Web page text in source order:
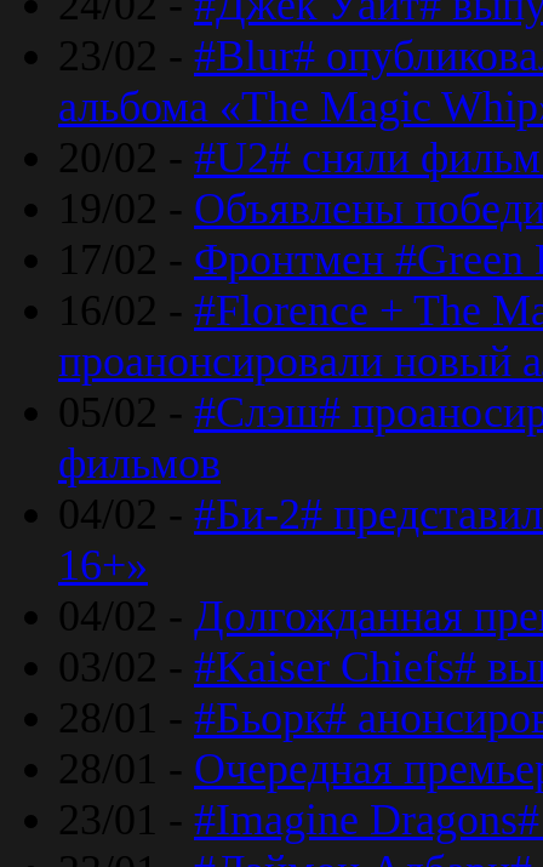
23/02 - #Blur#
альбома «The Magic
20/02 - #U2# сняли
19/02 - Объявлены
17/02 - Фронтмен #Green
16/02 - #Florence + The
проанонсировали новый
05/02 - #Слэш#
фильмов
04/02 - #Би-2#
16+»
04/02 - Долгожданная
03/02 - #Kaiser Chiefs#
28/01 - #Бьорк#
28/01 - Очередная
23/01 - #Imagine